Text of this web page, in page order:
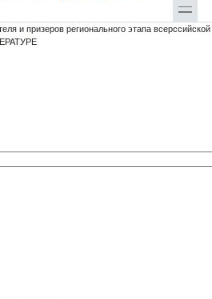
и призеров регионального этапа всерссийской